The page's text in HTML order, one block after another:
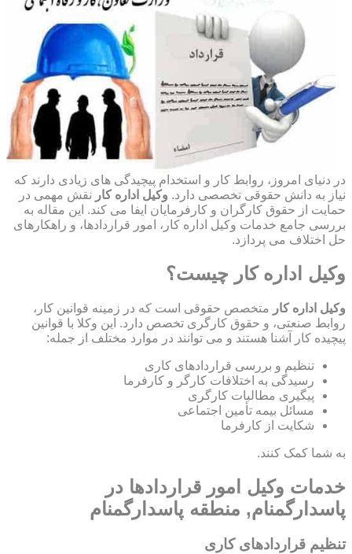
در دنیای امروز، روابط کار و استخدام پیچیدگی های زیادی دارند که
نیاز به دانش حقوقی تخصصی دارد. وکیل اداره کار نقش مهمی در
حمایت از حقوق کارگران و کارفرمایان ایفا می کند. این مقاله به
بررسی جامع خدمات وکیل اداره کار، امور قراردادها، و راهکارهای
حل اختلاف می پردازد.
وکیل اداره کار چیست؟
وکیل اداره کار متخصص حقوقی است که در زمینه قوانین کار،
روابط صنعتی، و حقوق کارگری تخصص دارد. این وکلا با قوانین
پیچیده کار آشنا هستند و می توانند در موارد مختلف از جمله:
تنظیم و بررسی قراردادهای کاری
رسیدگی به اختلافات کارگر و کارفرما
پیگیری مطالبات کارگری
مسائل بیمه تأمین اجتماعی
شکایت از کارفرما
به شما کمک کنند.
خدمات وکیل امور قراردادها در
پاسدارگمنام, منطقه پاسدارگمنام
تنظیم قراردادهای کاری